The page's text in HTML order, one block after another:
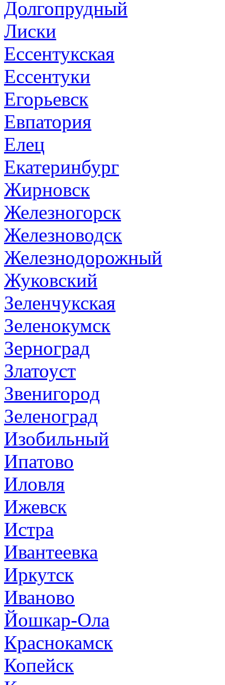
Долгопрудный
Лиски
Ессентукская
Ессентуки
Егорьевск
Евпатория
Елец
Екатеринбург
Жирновск
Железногорск
Железноводск
Железнодорожный
Жуковский
Зеленчукская
Зеленокумск
Зерноград
Златоуст
Звенигород
Зеленоград
Изобильный
Ипатово
Иловля
Ижевск
Истра
Ивантеевка
Иркутск
Иваново
Йошкар-Ола
Краснокамск
Копейск